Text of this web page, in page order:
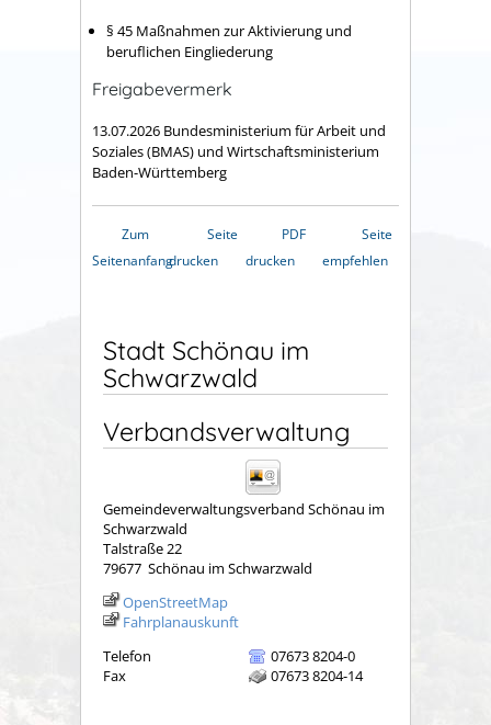
§ 45 Maßnahmen zur Aktivierung und
beruflichen Eingliederung
Freigabevermerk
13.07.2026 Bundesministerium für Arbeit und
Soziales (BMAS) und Wirtschaftsministerium
Baden-Württemberg
Zum
Seitenanfang
Seite
drucken
PDF
drucken
Seite
empfehlen
Stadt Schönau im
Schwarzwald
Verbandsverwaltung
Gemeindeverwaltungsverband Schönau im
Schwarzwald
Talstraße 22
79677 Schönau im Schwarzwald
OpenStreetMap
Fahrplanauskunft
Telefon
07673 8204-0
Fax
07673 8204-14